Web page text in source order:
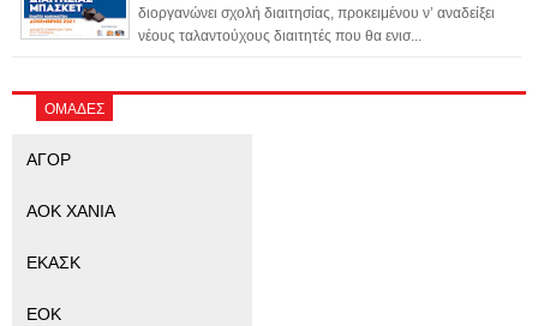
διοργανώνει σχολή διαιτησίας, προκειμένου ν’ αναδείξει
νέους ταλαντούχους διαιτητές που θα ενισ...
ΟΜΑΔΕΣ
ΑΓΟΡ
ΑΟΚ ΧΑΝΙΑ
ΕΚΑΣΚ
ΕΟΚ